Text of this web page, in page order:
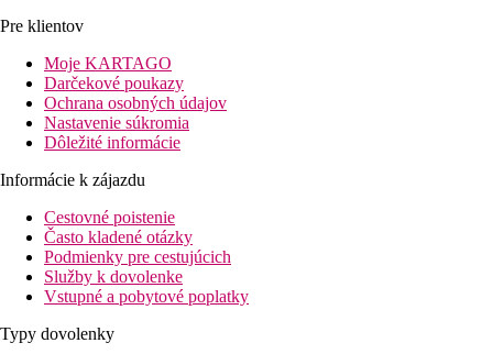
Pre klientov
Moje KARTAGO
Darčekové poukazy
Ochrana osobných údajov
Nastavenie súkromia
Dôležité informácie
Informácie k zájazdu
Cestovné poistenie
Často kladené otázky
Podmienky pre cestujúcich
Služby k dovolenke
Vstupné a pobytové poplatky
Typy dovolenky